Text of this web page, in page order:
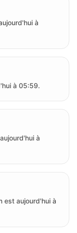
à
à 05:59.
à
est aujourd'hui à